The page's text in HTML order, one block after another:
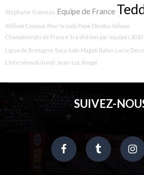
Stéphane Traineau Equipe de France
William Cysique Pour le judo Pape Doudou Ndiaye
Championnats de France 1re division par équipes 2020
Ligue de Bretagne Sucy Judo Magali Baton Lucie
L'interview du lundi Jean-Luc Rougé
SUIVEZ-